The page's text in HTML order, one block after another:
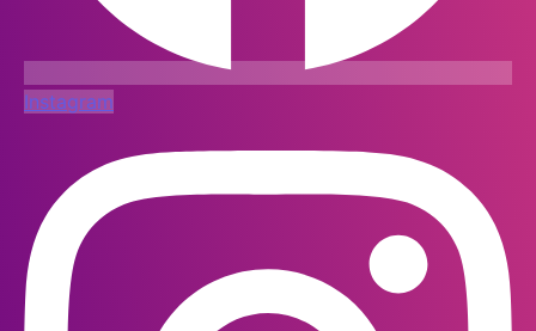
Instagram